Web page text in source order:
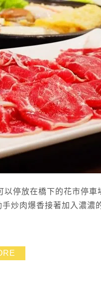
停放在橋下的花市停
炒肉爆香接著加入濃濃